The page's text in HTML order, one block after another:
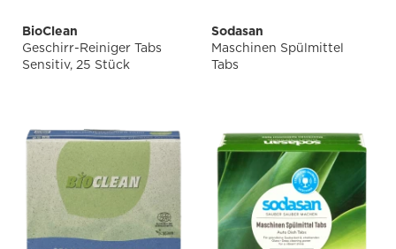
BioClean
Geschirr-Reiniger Tabs
Sensitiv, 25 Stück
Sodasan
Maschinen Spülmittel
Tabs